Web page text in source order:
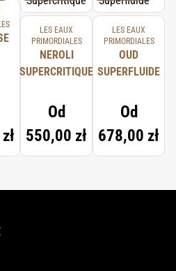
LES EAUX
PRIMORDIALES
NEROLI
SUPERCRITIQUE
Od
550,00 zł
LES EAUX
PRIMORDIALES
OUD
SUPERFLUIDE
Od
678,00 zł